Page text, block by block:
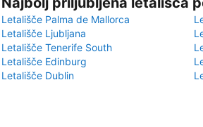
Letališče Palma de Mallorca
Letališče Ljubljana
Letališče Tenerife South
Letališče Edinburg
Letališče Dublin